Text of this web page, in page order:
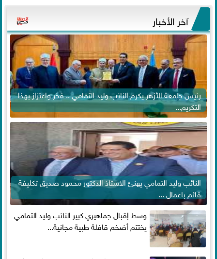
آخر الأخبار
رئيس جامعة الأزهر يكرم النائب وليد التمامي .. فخر واعتزاز بهذا
التكريم...
النائب وليد التمامي يهنئ الاستاذ الدكتور محمود صديق تكليفة
قائم باعمال ...
وسط إقبال جماهيري كبير النائب وليد التمامي
يختتم أضخم قافلة طبية مجانية...